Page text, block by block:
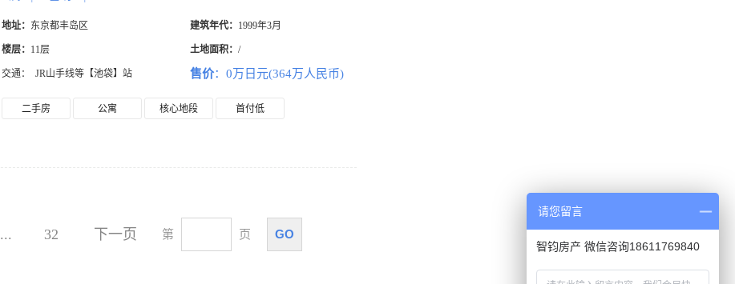
地址： 东京都丰岛区 建筑年代： 1999年3月
楼层： 11层 土地面积： /
交通： JR山手线等【池袋】站 售价：0万日元(364万人民币)
二手房 公寓 核心地段 首付低
... 32 下一页 第 页 GO
请您留言
智钧房产 微信咨询18611769840